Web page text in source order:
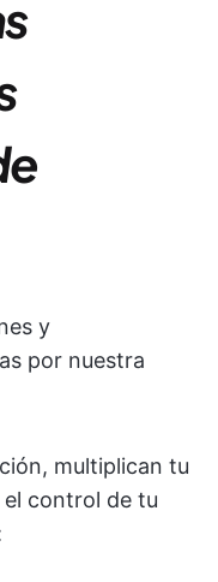
y
por nuestra
multiplican tu
control de tu